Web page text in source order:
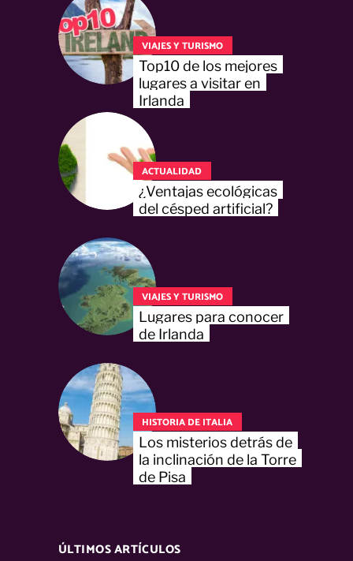
VIAJES Y TURISMO
Top10 de los mejores
lugares a visitar en
Irlanda
ACTUALIDAD
¿Ventajas ecológicas
del césped artificial?
VIAJES Y TURISMO
Lugares para conocer
de Irlanda
HISTORIA DE ITALIA
Los misterios detrás de
la inclinación de la Torre
de Pisa
ÚLTIMOS ARTÍCULOS